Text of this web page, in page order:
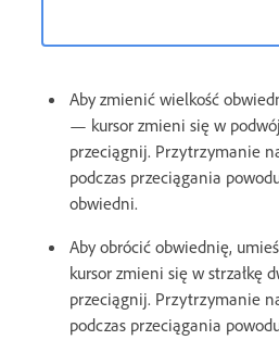
Aby zmienić wielkość
— kursor zmieni się w
przeciągnij. Przytrzymanie
podczas przeciągania
obwiedni.
Aby obrócić obwiednię,
kursor zmieni się w strzałkę
przeciągnij. Przytrzymanie
podczas przeciągania